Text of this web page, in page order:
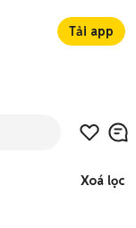
Tải app
Xoá lọc